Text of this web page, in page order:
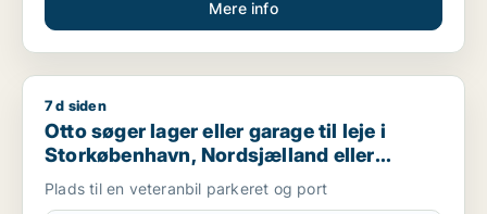
Mere info
Otto søger lager eller garage til leje i Storkøbenhavn,
7 d siden
Otto søger lager eller garage til leje i
Storkøbenhavn, Nordsjælland eller
Region Sjælland
Plads til en veteranbil parkeret og port